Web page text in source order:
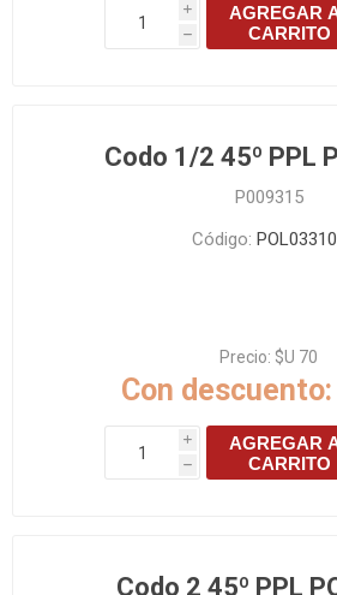
i
h
AGREGAR
CARRITO
Codo 1/2 45º PPL
P009315
Código:
Precio: $U 70
Con descuento:
i
h
AGREGAR
CARRITO
Codo 2 45º PPL